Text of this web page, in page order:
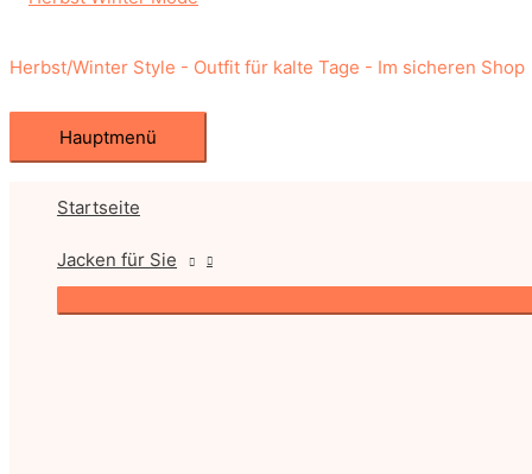
Herbst/Winter Style - Outfit für kalte Tage - Im sicheren Shop
Hauptmenü
Startseite
Jacken für Sie